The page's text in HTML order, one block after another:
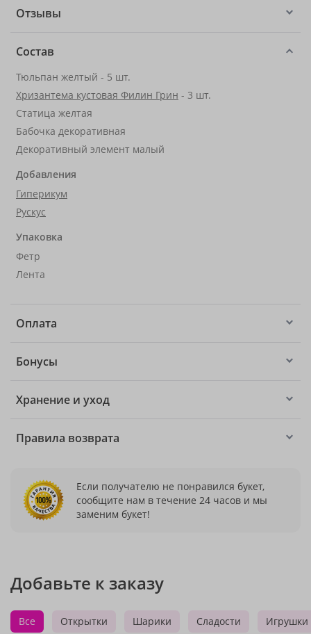
Отзывы
Состав
Тюльпан желтый - 5 шт.
Хризантема кустовая Филин Грин - 3 шт.
Статица желтая
Бабочка декоративная
Декоративный элемент малый
Добавления
Гиперикум
Рускус
Упаковка
Фетр
Лента
Оплата
Бонусы
Хранение и уход
Правила возврата
Если получателю не понравился букет,
сообщите нам в течение 24 часов и мы
заменим букет!
Добавьте к заказу
Все Открытки Шарики Сладости Игрушки